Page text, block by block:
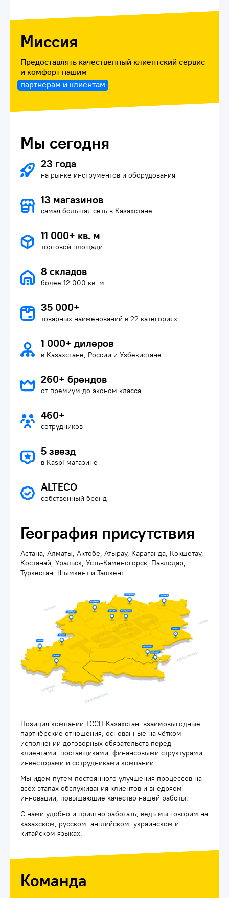
Миссия
Предоставлять качественный клиентский сервис
и комфорт нашим
партнерам и клиентам
Мы сегодня
23 года
на рынке инструментов и оборудования
13 магазинов
самая большая сеть в Казахстане
11 000+ кв. м
торговой площади
8 складов
более 12 000 кв. м
35 000+
товарных наименований в 22 категориях
1 000+ дилеров
в Казахстане, России и Узбекистане
260+ брендов
от премиум до эконом класса
460+
сотрудников
5 звезд
в Kaspi магазине
ALTECO
собственный бренд
География присутствия
Астана, Алматы, Актобе, Атырау, Караганда, Кокшетау,
Костанай, Уральск, Усть-Каменогорск, Павлодар,
Туркестан, Шымкент и Ташкент
Позиция компании ТССП Казахстан: взаимовыгодные
партнёрские отношения, основанные на чётком
исполнении договорных обязательств перед
клиентами, поставщиками, финансовыми структурами,
инвесторами и сотрудниками компании.
Мы идем путем постоянного улучшения процессов на
всех этапах обслуживания клиентов и внедряем
инновации, повышающие качество нашей работы.
С нами удобно и приятно работать, ведь мы говорим на
казахском, русском, английском, украинском и
китайском языках.
Команда